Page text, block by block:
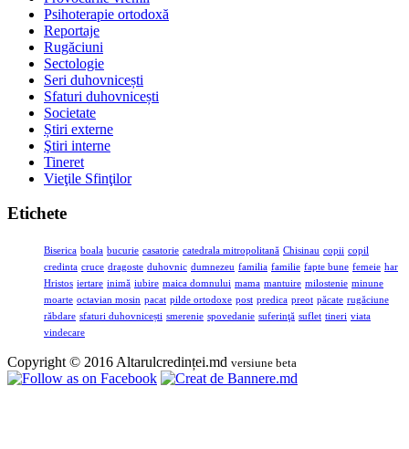
Psihoterapie ortodoxă
Reportaje
Rugăciuni
Sectologie
Seri duhovnicești
Sfaturi duhovnicești
Societate
Știri externe
Ştiri interne
Tineret
Vieţile Sfinţilor
Etichete
Biserica boala bucurie casatorie catedrala mitropolitană Chisinau copii copil
credinta cruce dragoste duhovnic dumnezeu familia familie fapte bune femeie har
Hristos iertare inimă iubire maica domnului mama mantuire milostenie minune
moarte octavian mosin pacat pilde ortodoxe post predica preot păcate rugăciune
răbdare sfaturi duhovnicești smerenie spovedanie suferinţă suflet tineri viata
vindecare
Copyright © 2016 Altarulcredinței.md versiune beta